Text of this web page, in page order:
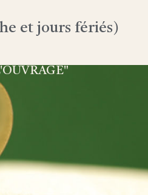
et jours fériés)